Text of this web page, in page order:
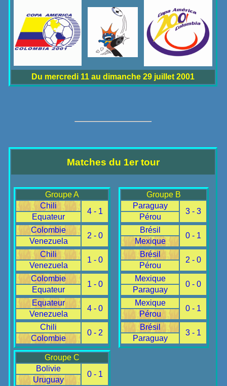
Du mercredi 11 au dimanche 29 juillet 2001
Matches du 1er tour
Groupe A
Chili
4 - 1
Equateur
Colombie
2 - 0
Venezuela
Chili
1 - 0
Venezuela
Colombie
1 - 0
Equateur
Equateur
4 - 0
Venezuela
Chili
0 - 2
Colombie
Groupe B
Paraguay
3 - 3
Pérou
Brésil
0 - 1
Mexique
Brésil
2 - 0
Pérou
Mexique
0 - 0
Paraguay
Mexique
0 - 1
Pérou
Brésil
3 - 1
Paraguay
Groupe C
Bolivie
0 - 1
Uruguay